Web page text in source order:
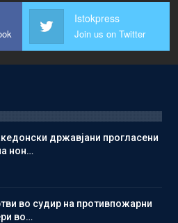
Istokpress
Join us on Twitter
државјани прогласени
нон…
во судир на противпожарни
во…